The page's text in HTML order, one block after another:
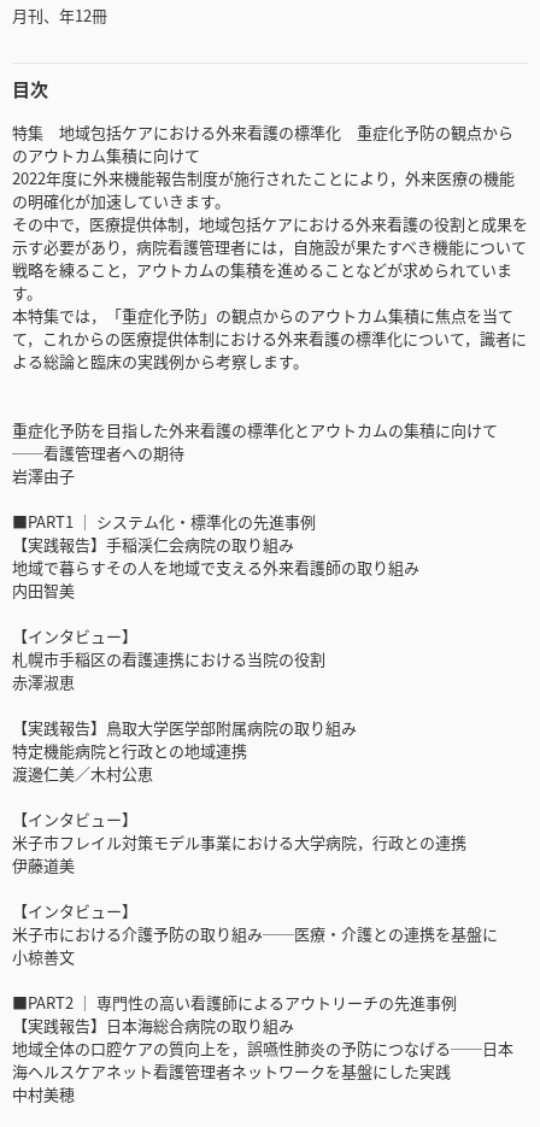
月刊、年12冊
目次
特集 地域包括ケアにおける外来看護の標準化 重症化予防の観点から
のアウトカム集積に向けて
2022年度に外来機能報告制度が施行されたことにより，外来医療の機能
の明確化が加速していきます。
その中で，医療提供体制，地域包括ケアにおける外来看護の役割と成果を
示す必要があり，病院看護管理者には，自施設が果たすべき機能について
戦略を練ること，アウトカムの集積を進めることなどが求められていま
す。
本特集では，「重症化予防」の観点からのアウトカム集積に焦点を当て
て，これからの医療提供体制における外来看護の標準化について，識者に
よる総論と臨床の実践例から考察します。
重症化予防を目指した外来看護の標準化とアウトカムの集積に向けて
──看護管理者への期待
岩澤由子
■PART1 │ システム化・標準化の先進事例
【実践報告】手稲渓仁会病院の取り組み
地域で暮らすその人を地域で支える外来看護師の取り組み
内田智美
【インタビュー】
札幌市手稲区の看護連携における当院の役割
赤澤淑恵
【実践報告】鳥取大学医学部附属病院の取り組み
特定機能病院と行政との地域連携
渡邊仁美／木村公恵
【インタビュー】
米子市フレイル対策モデル事業における大学病院，行政との連携
伊藤道美
【インタビュー】
米子市における介護予防の取り組み──医療・介護との連携を基盤に
小椋善文
■PART2 │ 専門性の高い看護師によるアウトリーチの先進事例
【実践報告】日本海総合病院の取り組み
地域全体の口腔ケアの質向上を，誤嚥性肺炎の予防につなげる──日本
海ヘルスケアネット看護管理者ネットワークを基盤にした実践
中村美穂